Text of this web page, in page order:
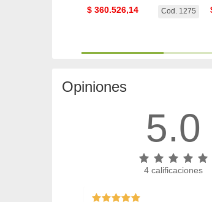
Cod. 1275
$ 360.526,14
Opiniones
5.0
4calificaciones